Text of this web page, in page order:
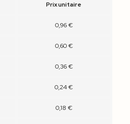
Prix unitaire
0,96 €
0,60 €
0,36 €
0,24 €
0,18 €